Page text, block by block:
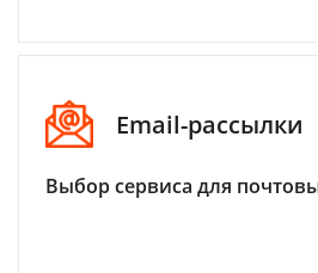
Email-рассылки
Выбор сервиса для